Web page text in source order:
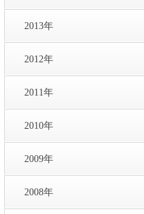
2013年
2012年
2011年
2010年
2009年
2008年